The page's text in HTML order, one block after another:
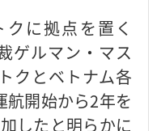
に拠点を置く
ゲルマン・マス
クとベトナム各
航開始から2年を
したと明らかに